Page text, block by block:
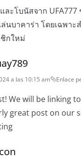
ละโบนัสจาก UFA777
นบาคาร่า โดยเฉพาะ
กใหม่
a las 10:15 am Enlace
We will be linking
great post on our